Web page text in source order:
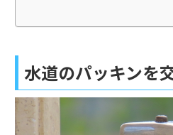
水道のパッキンを